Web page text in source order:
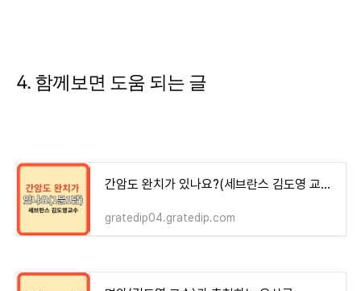
4. 함께보면 도움 되는 글
간암도 완치가 있나요?(세브란스 김도영 교수 1문 1답)
gratedip04.gratedip.com